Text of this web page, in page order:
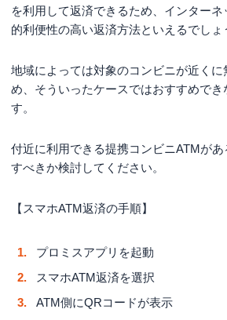
を利用して返済できるため、インター
的利便性の高い返済方法といえるでしょ
地域によっては対象のコンビニが近くに
め、そういったケースではおすすめでき
す。
付近に利用できる提携コンビニATMが
すべきか検討してください。
【スマホATM返済の手順】
プロミスアプリを起動
スマホATM返済を選択
ATM側にQRコードが表示